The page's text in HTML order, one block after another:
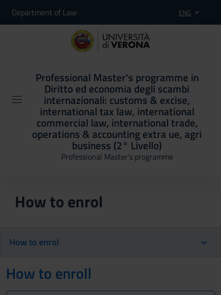
Department of Law ENG
Professional Master's programme in
Diritto ed economia degli scambi
internazionali: customs & excise,
international tax law, international
commercial law, international trade,
operations & accounting extra ue, agri
business (2° Livello)
Professional Master's programme
How to enrol
How to enrol
How to enroll